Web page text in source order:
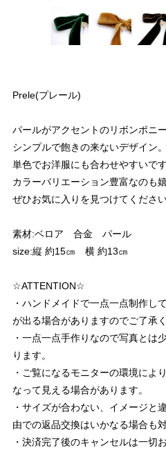
Prele(プレール)
パールがアクセントのリボンポニー
シンプルで飽きの来ないデザイン。
単色でお洋服にも合わせやすいです
カラーバリエーション豊富なのも
ぜひお気に入りを見つけてください
素材:ベロア 合金 パール
size:縦 約15㎝ 横 約13㎝
☆ATTENTION☆
・ハンドメイドで一点一点制作し
が出る場合がありますのでご了承く
・一点一点手作りなので写真とは
ります。
・ご覧になるモニターの環境によ
なって見える場合があります。
・サイズが合わない、イメージと
由での返品交換はいかなる場合も
・決済完了後のキャンセルは一切